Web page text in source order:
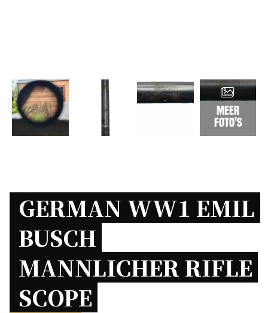
Meer
foto's
GERMAN WW1 EMIL
BUSCH
MANNLICHER RIFLE
SCOPE